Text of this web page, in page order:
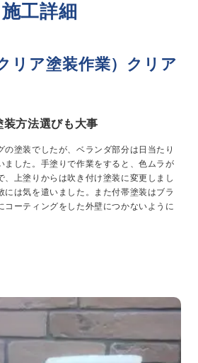
施工詳細
リア塗装作業）クリア
方法選びも大事
の塗装でしたが、ベランダ部分は日当たり
ました。手塗りで作業をすると、色ムラが
、上塗りからは吹き付け塗装に変更しまし
には気を遣いました。また付帯塗装はブラ
コーティングをした外壁につかないように